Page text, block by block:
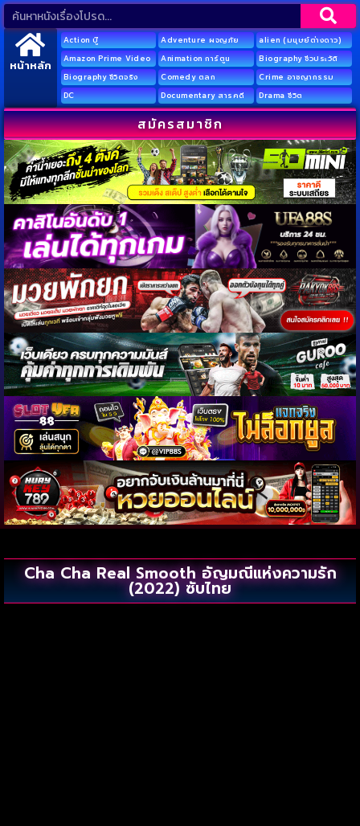
หน้าหลัก
Action บู๊ Adventure ผจญภัย
alien (มนุษย์ต่างดาว)
Amazon Prime Video
Animation การ์ตูน
Biography ชีวประวัติ
Biography ชีวิตจริง
Comedy ตลก
Crime อาชญากรรม
DC
Documentary สารคดี Drama ชีวิต
สมัครสมาชิก
Cha Cha Real Smooth อัญมณีแห่งความรัก
(2022) ซับไทย